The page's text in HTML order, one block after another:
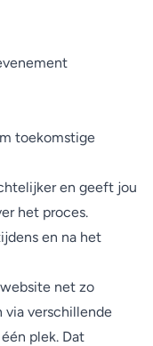
toekomstige
en geeft jou
het proces.
en na het
net zo
via verschillende
plek. Dat